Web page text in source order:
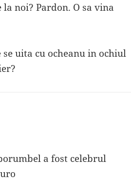
noi? Pardon. O sa vina
uita cu ocheanu in ochiul
a fost celebrul